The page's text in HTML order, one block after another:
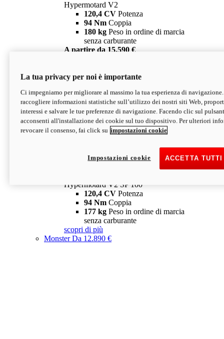
Hypermotard V2
120,4 CV Potenza
94 Nm Coppia
180 kg Peso in ordine di marcia
senza carburante
A partire da 15.590 €
V2 SP
Hypermotard V2 SP
120,4 CVPotenza
94 NmCoppia
177 kgPeso in ordine di marcia
senza carburante
Depotenziata 35 kW: 18.890 € i
configura scopri di più
Hypermotard V2 SP 100
120,4 CV Potenza
94 Nm Coppia
177 kg Peso in ordine di marcia
senza carburante
scopri di più
MonsterDa 12.890 €
La tua privacy per noi è importante
Ci impegniamo per migliorare al massimo la tua esperienza di
raccogliere informazioni statistiche sull’utilizzo dei nostri siti Web,
interessi e salvare le tue preferenze di navigazione. Facendo clic sul
acconsenti all'installazione dei cookie sul tuo dispositivo. Per ulteriori
revocare il consenso, fai click su impostazioni cookie
ACCETTA
Impostazioni cookie